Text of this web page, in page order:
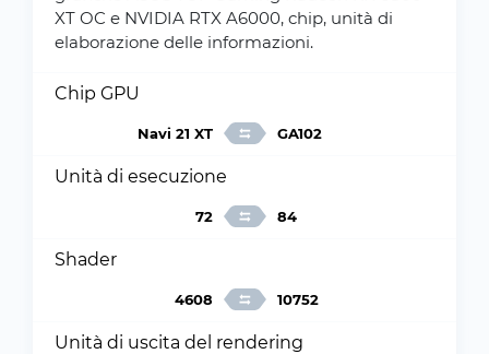
XT OC e NVIDIA RTX A6000, chip, unità di
elaborazione delle informazioni.
Chip GPU
Navi 21 XT GA102
Unità di esecuzione
72 84
Shader
4608 10752
Unità di uscita del rendering